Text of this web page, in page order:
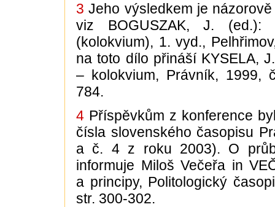
3 Jeho výsledkem je
viz BOGUSZAK, J. (ed.):
(kolokvium), 1. vyd.,
na toto dílo přináší KYSELA,
– kolokvium, Právník, 1999,
784.
4 Příspěvkům z konference
čísla slovenského časopisu
a č. 4 z roku 2003). O
informuje Miloš Večeřa in
a principy, Politologický
str. 300-302.